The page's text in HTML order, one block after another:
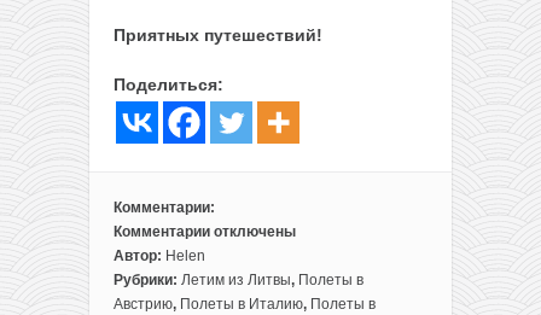
Приятных путешествий!
Поделиться:
Комментарии:
Комментарии
к
записи
Вена,
отключены
Автор: Helen
Рубрики: Летим из Литвы, Полеты в
Австрию, Полеты в Италию, Полеты в